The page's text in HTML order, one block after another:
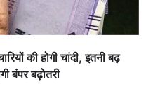
की होगी चांदी, इतनी बढ़
बंपर बढ़ोतरी